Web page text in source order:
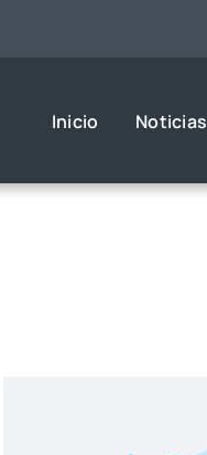
Inicio Noticias